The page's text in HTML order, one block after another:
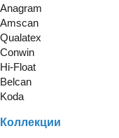
Anagram
Amscan
Qualatex
Conwin
Hi-Float
Belcan
Koda
Коллекции